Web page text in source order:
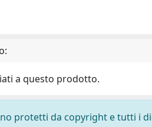
a questo prodotto.
protetti da copyright e tutti i